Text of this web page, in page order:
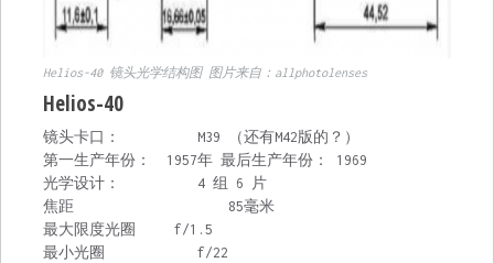
Helios-40 镜头光学结构图 图片来自：allphotolenses
Helios-40
镜头卡口： M39 （还有M42版的？）
第一生产年份： 1957年 最后生产年份： 1969
光学设计： 4 组 6 片
焦距 85毫米
最大限度光圈 f/1.5
最小光圈 f/22